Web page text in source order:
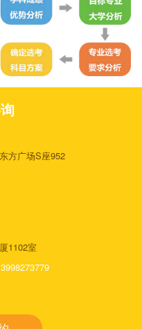
方广场S座952
1102室